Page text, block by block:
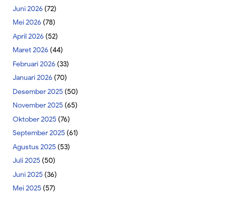
Juni 2026 (72)
Mei 2026 (78)
April 2026 (52)
Maret 2026 (44)
Februari 2026 (33)
Januari 2026 (70)
Desember 2025 (50)
November 2025 (65)
Oktober 2025 (76)
September 2025 (61)
Agustus 2025 (53)
Juli 2025 (50)
Juni 2025 (36)
Mei 2025 (57)